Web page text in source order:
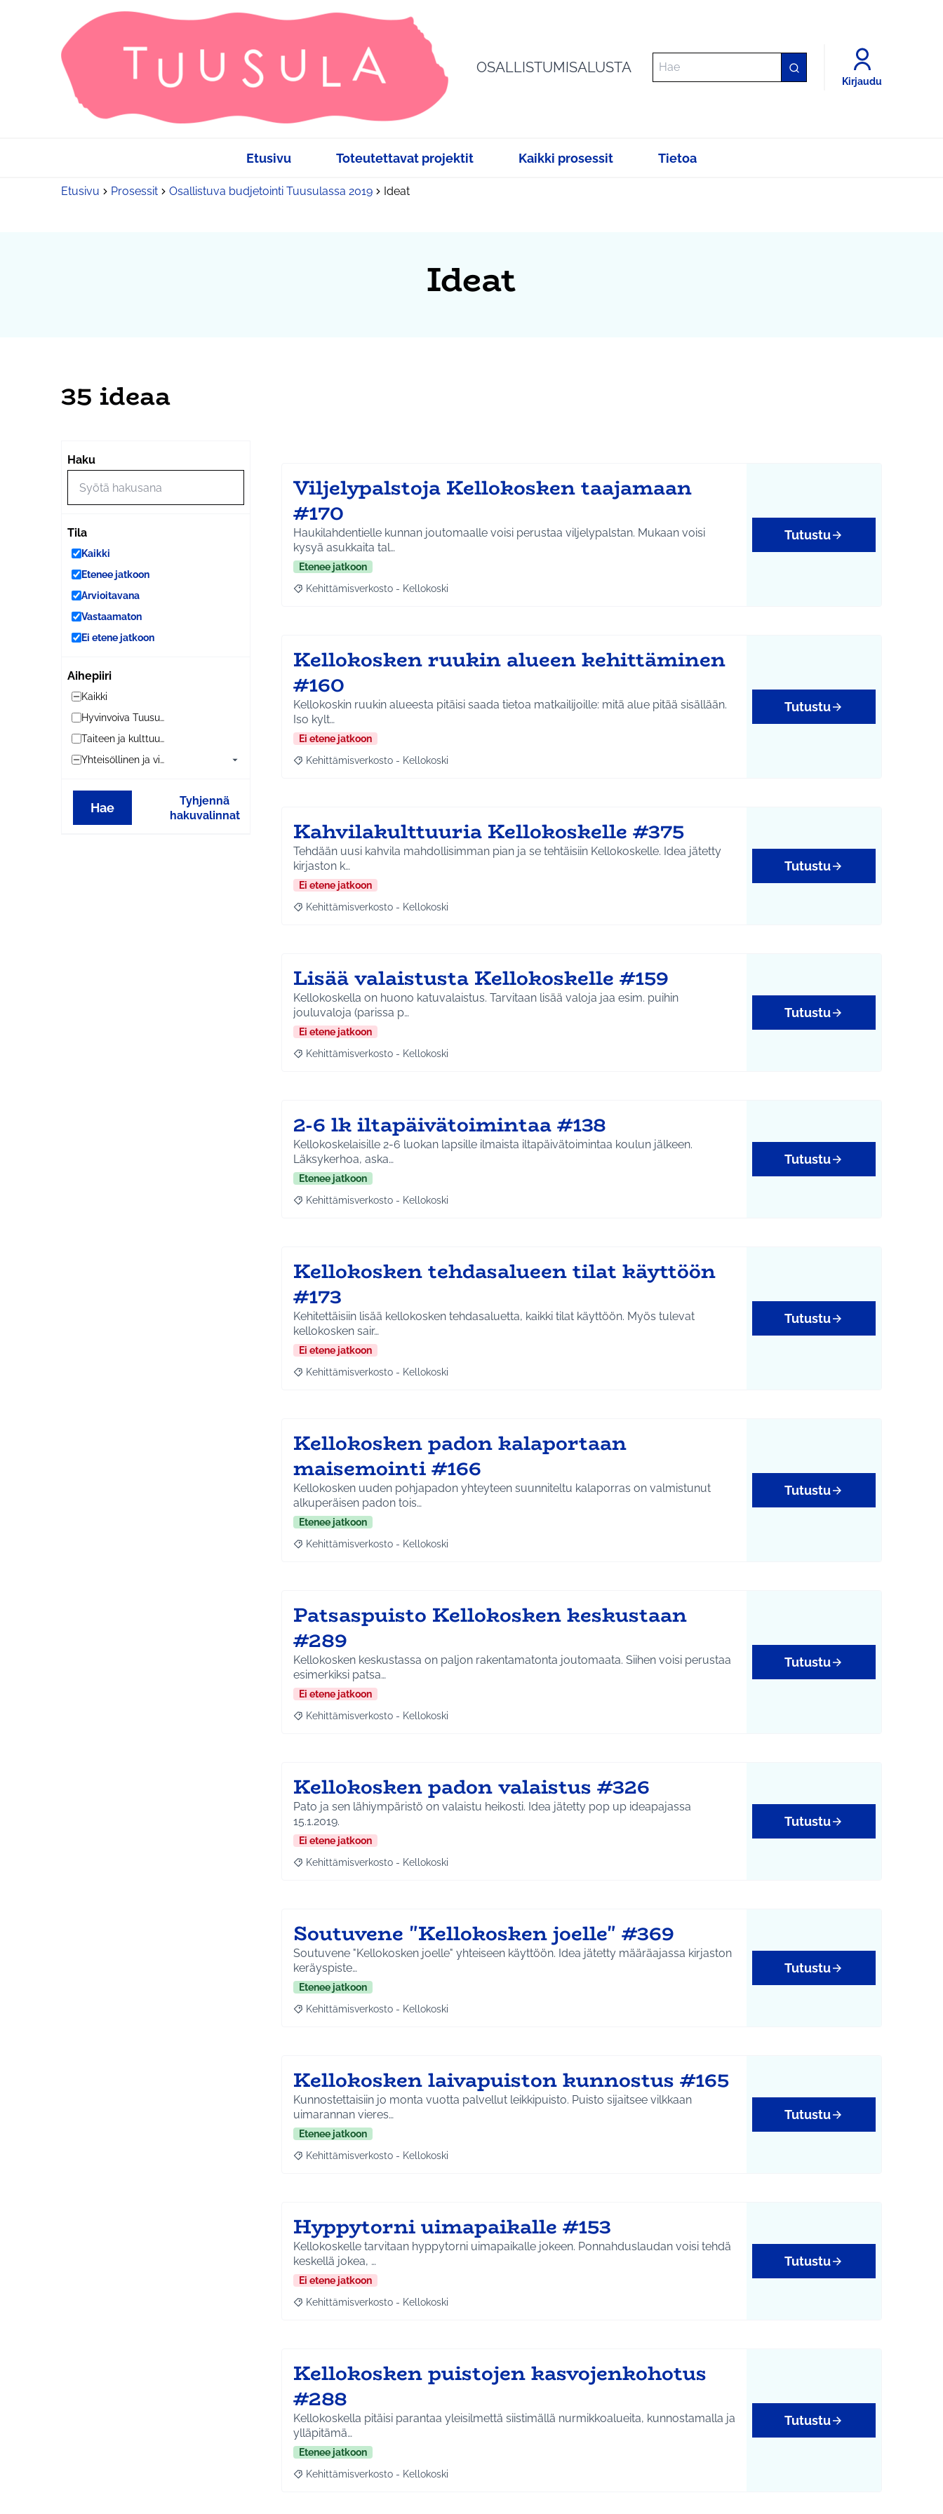
OSALLISTUMISALUSTA
Kirjaudu
Etusivu Toteutettavat projektit Kaikki prosessit Tietoa
Etusivu Prosessit Osallistuva budjetointi Tuusulassa 2019 Ideat
Ideat
35 ideaa
Haku
Tila
Kaikki
Etenee jatkoon
Arvioitavana
Vastaamaton
Ei etene jatkoon
Aihepiiri
Kaikki
Hyvinvoiva Tuusula
Taiteen ja kulttuurin Tuusula
Yhteisöllinen ja viihtyisä Tuusula
Hae
Tyhjennä
hakuvalinnat
−
Viljelypalstoja Kellokosken taajamaan
#170
Haukilahdentielle kunnan joutomaalle voisi perustaa viljelypalstan. Mukaan voisi
kysyä asukkaita tal…
Etenee jatkoon
Rajaa tulokset aihepiirin mukaan: Kehittämisverkosto - Kellokoski
Kehittämisverkosto - Kellokoski
Tutustu
Kellokosken ruukin alueen kehittäminen
#160
Kellokoskin ruukin alueesta pitäisi saada tietoa matkailijoille: mitä alue pitää sisällään.
Iso kylt…
Ei etene jatkoon
Rajaa tulokset aihepiirin mukaan: Kehittämisverkosto - Kellokoski
Kehittämisverkosto - Kellokoski
Tutustu
Kahvilakulttuuria Kellokoskelle #375
Tehdään uusi kahvila mahdollisimman pian ja se tehtäisiin Kellokoskelle. Idea jätetty
kirjaston k…
Ei etene jatkoon
Rajaa tulokset aihepiirin mukaan: Kehittämisverkosto - Kellokoski
Kehittämisverkosto - Kellokoski
Tutustu
Lisää valaistusta Kellokoskelle #159
Kellokoskella on huono katuvalaistus. Tarvitaan lisää valoja jaa esim. puihin
jouluvaloja (parissa p…
Ei etene jatkoon
Rajaa tulokset aihepiirin mukaan: Kehittämisverkosto - Kellokoski
Kehittämisverkosto - Kellokoski
Tutustu
2-6 lk iltapäivätoimintaa #138
Kellokoskelaisille 2-6 luokan lapsille ilmaista iltapäivätoimintaa koulun jälkeen.
Läksykerhoa, aska…
Etenee jatkoon
Rajaa tulokset aihepiirin mukaan: Kehittämisverkosto - Kellokoski
Kehittämisverkosto - Kellokoski
Tutustu
Kellokosken tehdasalueen tilat käyttöön
#173
Kehitettäisiin lisää kellokosken tehdasaluetta, kaikki tilat käyttöön. Myös tulevat
kellokosken sair…
Ei etene jatkoon
Rajaa tulokset aihepiirin mukaan: Kehittämisverkosto - Kellokoski
Kehittämisverkosto - Kellokoski
Tutustu
Kellokosken padon kalaportaan
maisemointi #166
Kellokosken uuden pohjapadon yhteyteen suunniteltu kalaporras on valmistunut
alkuperäisen padon tois…
Etenee jatkoon
Rajaa tulokset aihepiirin mukaan: Kehittämisverkosto - Kellokoski
Kehittämisverkosto - Kellokoski
Tutustu
Patsaspuisto Kellokosken keskustaan
#289
Kellokosken keskustassa on paljon rakentamatonta joutomaata. Siihen voisi perustaa
esimerkiksi patsa…
Ei etene jatkoon
Rajaa tulokset aihepiirin mukaan: Kehittämisverkosto - Kellokoski
Kehittämisverkosto - Kellokoski
Tutustu
Kellokosken padon valaistus #326
Pato ja sen lähiympäristö on valaistu heikosti. Idea jätetty pop up ideapajassa
15.1.2019.
Ei etene jatkoon
Rajaa tulokset aihepiirin mukaan: Kehittämisverkosto - Kellokoski
Kehittämisverkosto - Kellokoski
Tutustu
Soutuvene "Kellokosken joelle" #369
Soutuvene "Kellokosken joelle" yhteiseen käyttöön. Idea jätetty määräajassa kirjaston
keräyspiste…
Etenee jatkoon
Rajaa tulokset aihepiirin mukaan: Kehittämisverkosto - Kellokoski
Kehittämisverkosto - Kellokoski
Tutustu
Kellokosken laivapuiston kunnostus #165
Kunnostettaisiin jo monta vuotta palvellut leikkipuisto. Puisto sijaitsee vilkkaan
uimarannan vieres…
Etenee jatkoon
Rajaa tulokset aihepiirin mukaan: Kehittämisverkosto - Kellokoski
Kehittämisverkosto - Kellokoski
Tutustu
Hyppytorni uimapaikalle #153
Kellokoskelle tarvitaan hyppytorni uimapaikalle jokeen. Ponnahduslaudan voisi tehdä
keskellä jokea, …
Ei etene jatkoon
Rajaa tulokset aihepiirin mukaan: Kehittämisverkosto - Kellokoski
Kehittämisverkosto - Kellokoski
Tutustu
Kellokosken puistojen kasvojenkohotus
#288
Kellokoskella pitäisi parantaa yleisilmettä siistimällä nurmikkoalueita, kunnostamalla ja
ylläpitämä…
Etenee jatkoon
Rajaa tulokset aihepiirin mukaan: Kehittämisverkosto - Kellokoski
Kehittämisverkosto - Kellokoski
Tutustu